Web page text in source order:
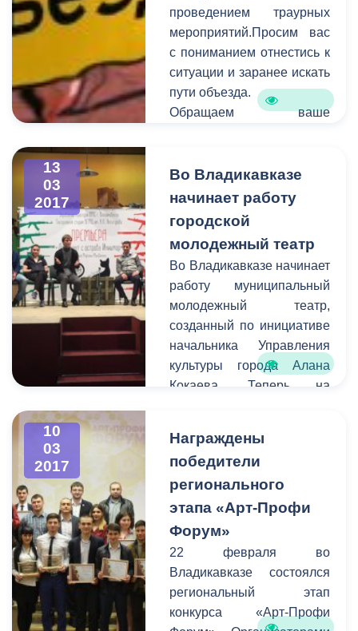
оперативном порядке
устраняют проблемы в
сфере ЖКХ.
проведением траурных
мероприятий.Просим вас
с пониманием отнестись к
ситуации и заранее искать
пути объезда.
Обращаем ваше
своевременно сообщать
информацию о
планируемом перекрытии
в администрацию города.
Смысл этого оповещения
состоит в том, чтобы АМС
г. Владикавказ имела
возможность
предупредить остальных
граждан города о
временных неудобствах
13
03
2017
Во Владикавказе
начинает работу
городской
молодежный театр
Во Владикавказе начинает
работу муниципальный
молодежный театр,
созданный по инициативе
начальника Управления
культуры города Алана
Кокаева. Теперь на
Павленко молодые
актеры и режиссеры
смогут воплощать свои
самые смелые творческие
идеи и замыслы.
Накануне на этой сцене
прошло первое
мероприятие - премьера
спектакля «Лейтенант с
острова Инишмор»
10
03
2017
Награждены
победители
регионального
этапа «Арт-Профи
Форум»
22 февраля во
Владикавказе состоялся
региональный этап
конкурса «Арт-Профи